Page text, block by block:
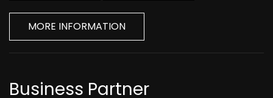
MORE INFORMATION
Business Partner